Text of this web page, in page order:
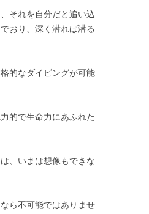
それを自分だと追い込
おり、深く潜れば潜る
的なダイビングが可能
的で生命力にあふれた
、いまは想像もできな
ら不可能ではありませ